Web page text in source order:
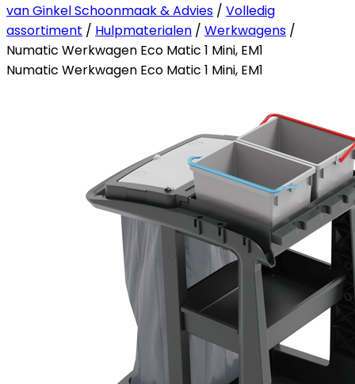
van Ginkel Schoonmaak & Advies / Volledig
assortiment / Hulpmaterialen / Werkwagens /
Numatic Werkwagen Eco Matic 1 Mini, EM1
Numatic Werkwagen Eco Matic 1 Mini, EM1